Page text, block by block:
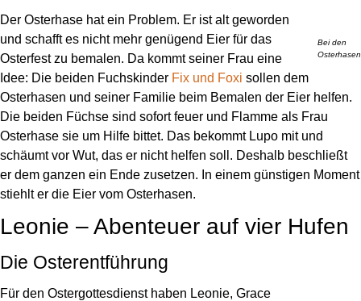
Bei den
Osterhasen
Der Osterhase hat ein Problem. Er ist alt geworden
und schafft es nicht mehr genügend Eier für das
Osterfest zu bemalen. Da kommt seiner Frau eine
Idee: Die beiden Fuchskinder Fix und Foxi sollen dem
Osterhasen und seiner Familie beim Bemalen der Eier helfen.
Die beiden Füchse sind sofort feuer und Flamme als Frau
Osterhase sie um Hilfe bittet. Das bekommt Lupo mit und
schäumt vor Wut, das er nicht helfen soll. Deshalb beschließt
er dem ganzen ein Ende zusetzen. In einem günstigen Moment
stiehlt er die Eier vom Osterhasen.
Leonie – Abenteuer auf vier Hufen
Die Osterentführung
Für den Ostergottesdienst haben Leonie, Grace